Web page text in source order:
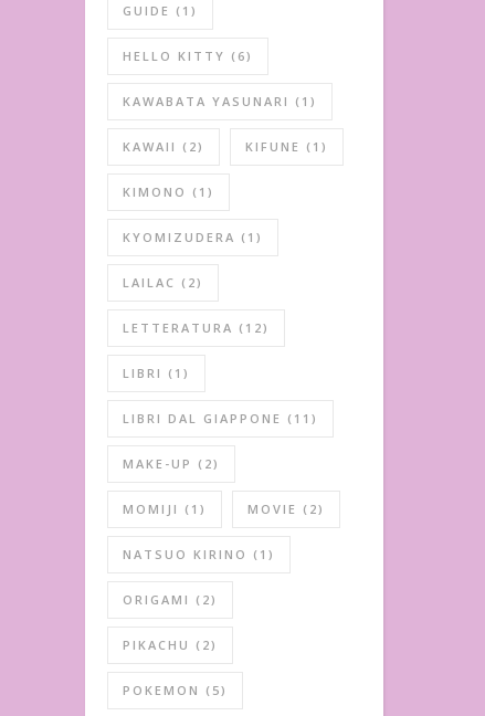
GUIDE (1)
HELLO KITTY (6)
KAWABATA YASUNARI (1)
KAWAII (2) KIFUNE (1)
KIMONO (1)
KYOMIZUDERA (1)
LAILAC (2)
LETTERATURA (12)
LIBRI (1)
LIBRI DAL GIAPPONE (11)
MAKE-UP (2)
MOMIJI (1) MOVIE (2)
NATSUO KIRINO (1)
ORIGAMI (2)
PIKACHU (2)
POKEMON (5)